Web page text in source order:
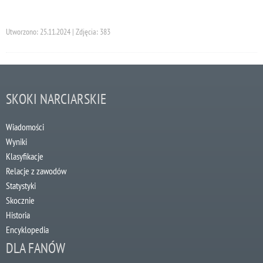
Utworzono: 25.11.2024 | Zdjęcia: 383
SKOKI NARCIARSKIE
Wiadomości
Wyniki
Klasyfikacje
Relacje z zawodów
Statystyki
Skocznie
Historia
Encyklopedia
DLA FANÓW